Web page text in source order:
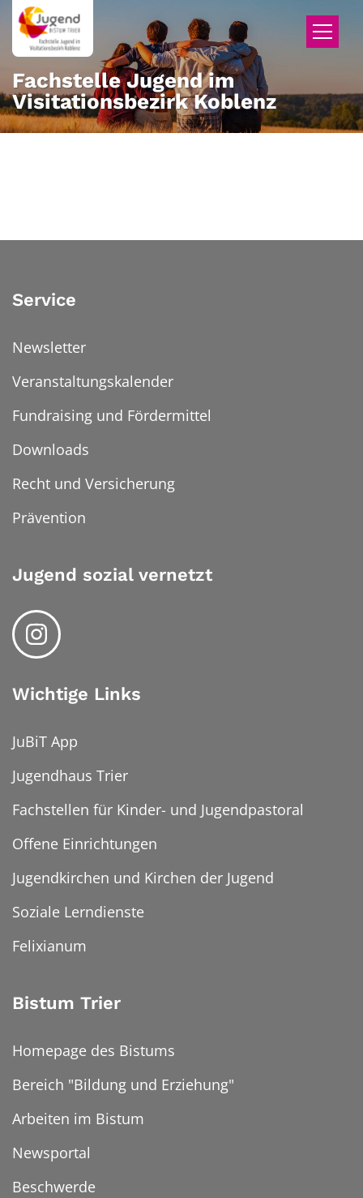
Zum Inhalt springen
Fachstelle Jugend im
Visitationsbezirk Koblenz
Service
Newsletter
Veranstaltungskalender
Fundraising und Fördermittel
Downloads
Recht und Versicherung
Prävention
Jugend sozial vernetzt
Wichtige Links
JuBiT App
Jugendhaus Trier
Fachstellen für Kinder- und Jugendpastoral
Offene Einrichtungen
Jugendkirchen und Kirchen der Jugend
Soziale Lerndienste
Felixianum
Bistum Trier
Homepage des Bistums
Bereich "Bildung und Erziehung"
Arbeiten im Bistum
Newsportal
Beschwerde